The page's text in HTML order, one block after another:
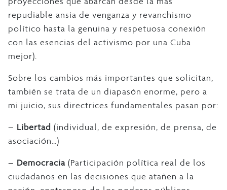
repudiable ansia de venganza y revanchismo
político hasta la genuina y respetuosa conexión
con las esencias del activismo por una Cuba
mejor).
Sobre los cambios más importantes que solicitan,
también se trata de un diapasón enorme, pero a
mi juicio, sus directrices fundamentales pasan por:
– Libertad (individual, de expresión, de prensa, de
asociación…)
– Democracia (Participación política real de los
ciudadanos en las decisiones que atañen a la